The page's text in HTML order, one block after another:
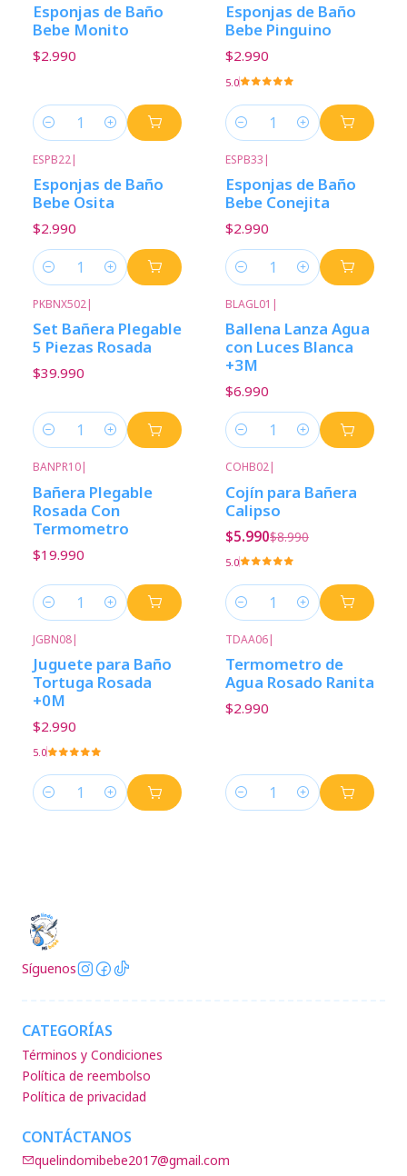
Esponjas de Baño
Bebe Monito
$2.990
Cantidad
Esponjas de Baño
Bebe Pinguino
$2.990
5.0
Cantidad
ESPB22|
Esponjas de Baño
Bebe Osita
$2.990
Cantidad
ESPB33 |
Esponjas de Baño
Bebe Conejita
$2.990
Cantidad
PKBNX502|
Set Bañera Plegable
5 Piezas Rosada
$39.990
Cantidad
BLAGL01 |
Ballena Lanza Agua
con Luces Blanca
+3M
$6.990
Cantidad
BANPR10|
Bañera Plegable
Rosada Con
Termometro
$19.990
Cantidad
COHB02|
Cojín para Bañera
Calipso
$5.990$8.990
5.0
Cantidad
JGBN08|
Juguete para Baño
Tortuga Rosada
+0M
$2.990
5.0
Cantidad
TDAA06|
Termometro de
Agua Rosado Ranita
$2.990
Cantidad
Síguenos
CATEGORÍAS
Términos y Condiciones
Política de reembolso
Política de privacidad
CONTÁCTANOS
quelindomibebe2017@gmail.com